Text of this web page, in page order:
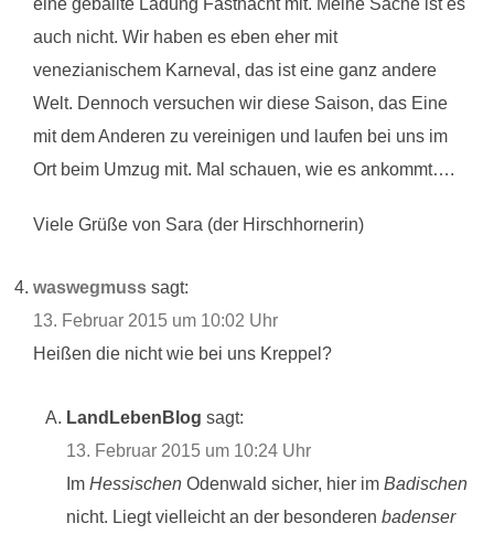
auch nicht. Wir haben es eben eher mit
venezianischem Karneval, das ist eine ganz andere
Welt. Dennoch versuchen wir diese Saison, das Eine
mit dem Anderen zu vereinigen und laufen bei uns im
Ort beim Umzug mit. Mal schauen, wie es ankommt….
Viele Grüße von Sara (der Hirschhornerin)
waswegmuss sagt:
13. Februar 2015 um 10:02 Uhr
Heißen die nicht wie bei uns Kreppel?
LandLebenBlog sagt:
13. Februar 2015 um 10:24 Uhr
Im Hessischen Odenwald sicher, hier im Badischen
nicht. Liegt vielleicht an der besonderen badenser